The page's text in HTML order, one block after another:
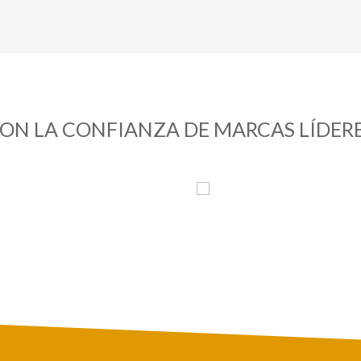
LA CONFIANZA DE MARCAS